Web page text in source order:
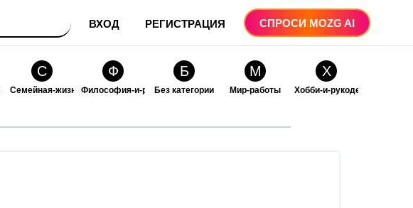
ВХОД РЕГИСТРАЦИЯ СПРОСИ MOZG AI
С
Семейная-жизнь
Ф
Философия-и-религия
Б
Без категории
М
Мир-работы
Х
Хобби-и-рукоделие